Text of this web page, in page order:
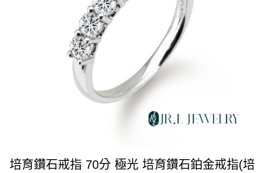
培育鑽石戒指 70分 極光 培育鑽石鉑金戒指(培